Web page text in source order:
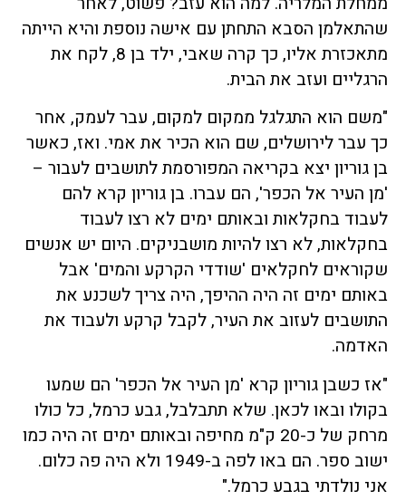
שהתאלמן הסבא התחתן עם אישה נוספת והיא הייתה
מתאכזרת אליו, כך קרה שאבי, ילד בן 8, לקח את
הרגליים ועזב את הבית.
"משם הוא התגלגל ממקום למקום, עבר לעמק, אחר
כך עבר לירושלים, שם הוא הכיר את אמי. ואז, כאשר
בן גוריון יצא בקריאה המפורסמת לתושבים לעבור –
'מן העיר אל הכפר', הם עברו. בן גוריון קרא להם
לעבוד בחקלאות ובאותם ימים לא רצו לעבוד
בחקלאות, לא רצו להיות מושבניקים. היום יש אנשים
שקוראים לחקלאים 'שודדי הקרקע והמים' אבל
באותם ימים זה היה ההיפך, היה צריך לשכנע את
התושבים לעזוב את העיר, לקבל קרקע ולעבוד את
האדמה.
"אז כשבן גוריון קרא 'מן העיר אל הכפר' הם שמעו
בקולו ובאו לכאן. שלא תתבלבל, גבע כרמל, כל כולו
מרחק של כ-20 ק"מ מחיפה ובאותם ימים זה היה כמו
ישוב ספר. הם באו לפה ב-1949 ולא היה פה כלום.
אני נולדתי בגבע כרמל."